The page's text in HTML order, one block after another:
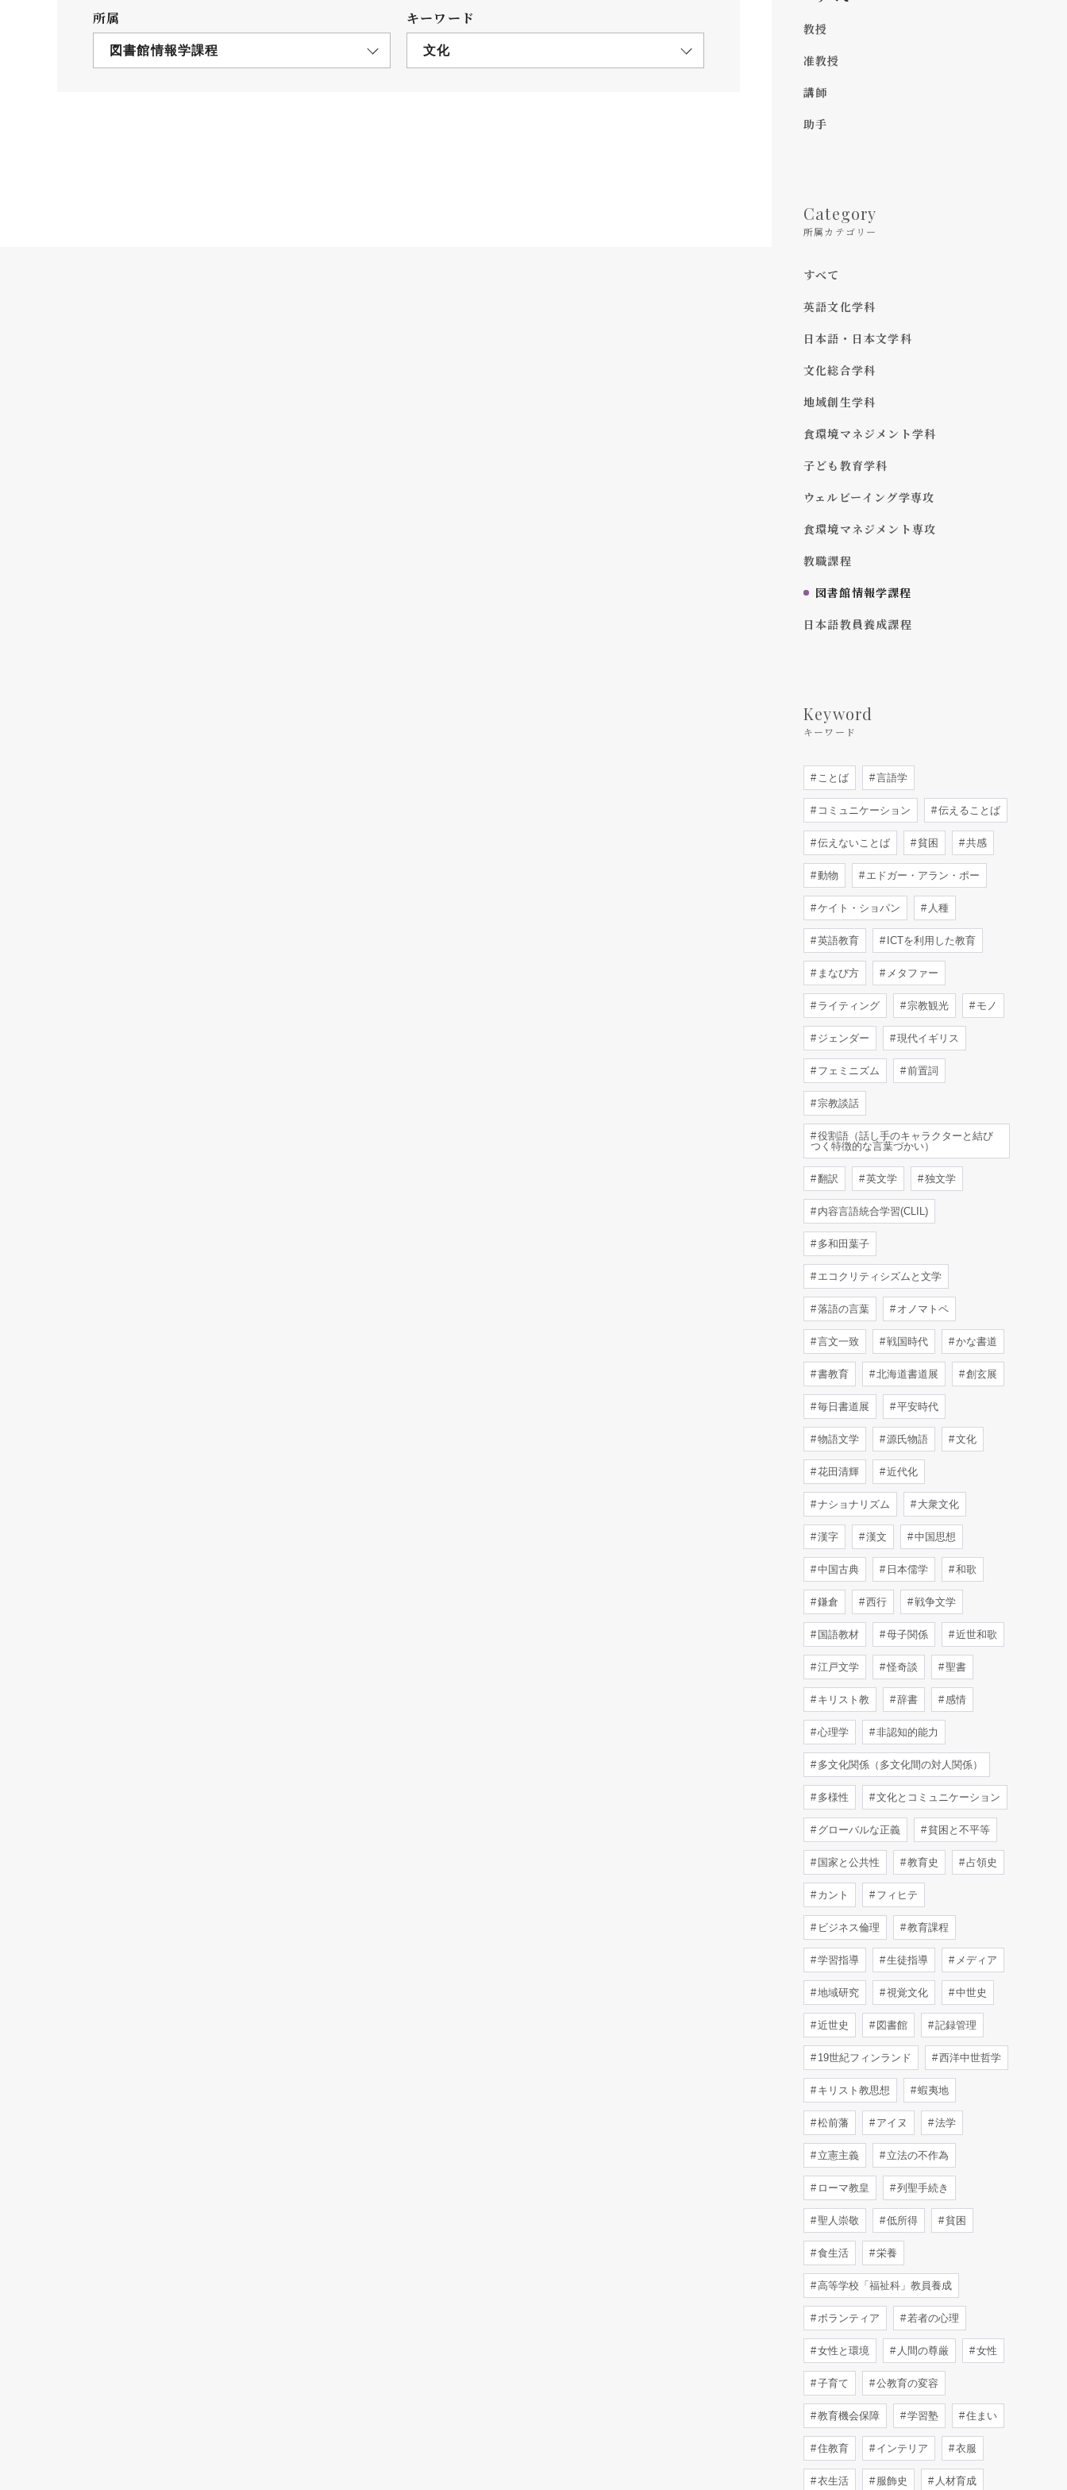
３Dパノラマビュー
所属
図書館情報学課程
キーワード
文化
教授
准教授
講師
助手
Category
所属カテゴリー
すべて
英語文化学科
日本語・日本文学科
文化総合学科
地域創生学科
食環境マネジメント学科
子ども教育学科
ウェルビーイング学専攻
食環境マネジメント専攻
教職課程
図書館情報学課程
日本語教員養成課程
Keyword
キーワード
ことば 言語学
コミュニケーション 伝えることば
伝えないことば 貧困 共感
動物 エドガー・アラン・ポー
ケイト・ショパン 人種
英語教育 ICTを利用した教育
まなび方 メタファー
ライティング 宗教観光 モノ
ジェンダー 現代イギリス
フェミニズム 前置詞
宗教談話
役割語（話し手のキャラクターと結び
つく特徴的な言葉づかい）
翻訳 英文学 独文学
内容言語統合学習(CLIL)
多和田葉子
エコクリティシズムと文学
落語の言葉 オノマトペ
言文一致 戦国時代 かな書道
書教育 北海道書道展 創玄展
毎日書道展 平安時代
物語文学 源氏物語 文化
花田清輝 近代化
ナショナリズム 大衆文化
漢字 漢文 中国思想
中国古典 日本儒学 和歌
鎌倉 西行 戦争文学
国語教材 母子関係 近世和歌
江戸文学 怪奇談 聖書
キリスト教 辞書 感情
心理学 非認知的能力
多文化関係（多文化間の対人関係）
多様性 文化とコミュニケーション
グローバルな正義 貧困と不平等
国家と公共性 教育史 占領史
カント フィヒテ
ビジネス倫理 教育課程
学習指導 生徒指導 メディア
地域研究 視覚文化 中世史
近世史 図書館 記録管理
19世紀フィンランド 西洋中世哲学
キリスト教思想 蝦夷地
松前藩 アイヌ 法学
立憲主義 立法の不作為
ローマ教皇 列聖手続き
聖人崇敬 低所得 貧困
食生活 栄養
高等学校「福祉科」教員養成
ボランティア 若者の心理
女性と環境 人間の尊厳 女性
子育て 公教育の変容
教育機会保障 学習塾 住まい
住教育 インテリア 衣服
衣生活 服飾史 人材育成